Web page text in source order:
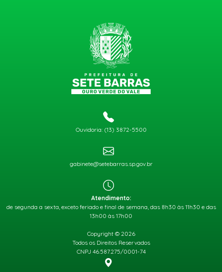
Ouvidoria: (13) 3872-5500
gabinete@setebarras.sp.gov.br
Atendimento:
de segunda a sexta, exceto feriado e final de semana, das 8h30 às 11h30 e das
13h00 às 17h00
Copyright © 2026
Todos os Direitos Reservados
CNPJ 46.587.275/0001-74